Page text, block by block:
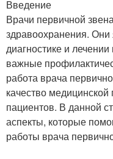
Введение
Врачи первичной
здравоохранения.
диагностике и
важные
работа врача
качество
пациентов. В данной
аспекты, которые
работы врача